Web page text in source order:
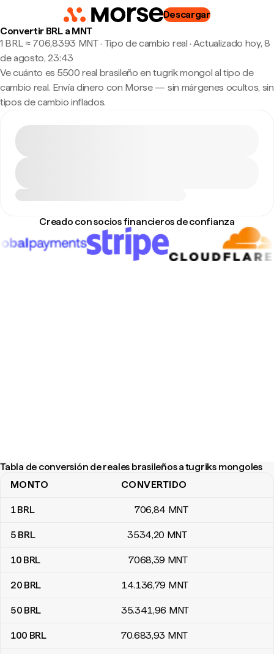
Descargar
Convertir BRL a MNT
1 BRL ≈ 706,8393 MNT · Tipo de cambio real · Actualizado hoy, 8
de agosto, 23:43
Ve cuánto es 5500 real brasileño en tugrik mongol al tipo de
cambio real. Envía dinero con Morse — sin márgenes ocultos, sin
tipos de cambio inflados.
Creado con socios financieros de confianza
Tabla de conversión de reales brasileños a tugriks mongoles
Tabla de conversión de reales brasileños a tugriks mongoles
MONTO CONVERTIDO
1BRL 706,84 MNT
5 BRL 3534,20 MNT
10 BRL 7068,39 MNT
20 BRL 14.136,79 MNT
50 BRL 35.341,96 MNT
100 BRL 70.683,93 MNT